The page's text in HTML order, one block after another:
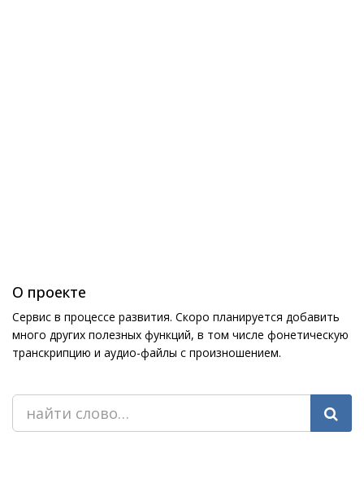
О проекте
Сервис в процессе развития. Скоро планируется добавить
много других полезных функций, в том числе фонетическую
транскрипцию и аудио-файлы с произношением.